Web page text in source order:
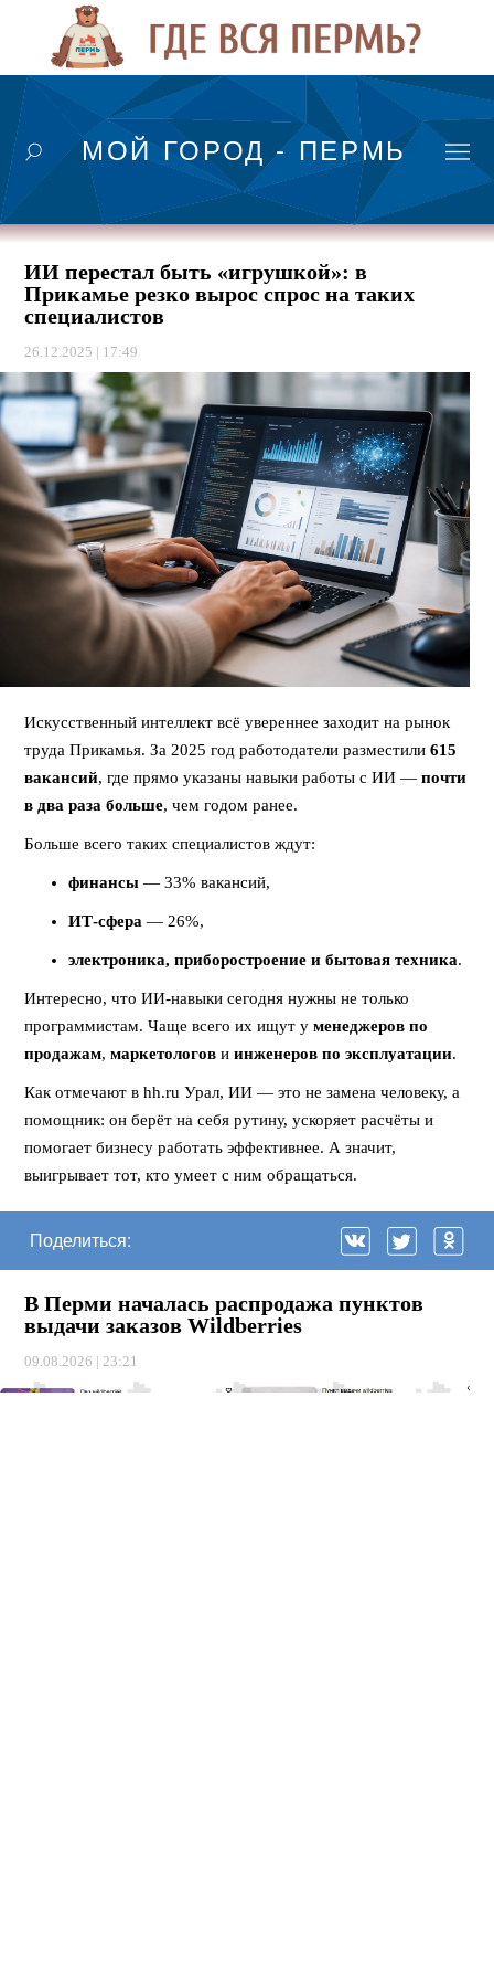
МОЙ ГОРОД - ПЕРМЬ
ИИ перестал быть «игрушкой»: в
Прикамье резко вырос спрос на таких
специалистов
26.12.2025 | 17:49
Искусственный интеллект всё увереннее заходит на рынок
труда Прикамья. За 2025 год работодатели разместили615
вакансий, где прямо указаны навыки работы с ИИ —почти
в два раза больше, чем годом ранее.
Больше всего таких специалистов ждут:
финансы — 33% вакансий,
ИТ-сфера — 26%,
электроника, приборостроение и бытовая техника.
Интересно, что ИИ-навыки сегодня нужны не только
программистам. Чаще всего их ищут уменеджеров по
продажам,маркетологов иинженеров по эксплуатации.
Как отмечают в hh.ru Урал, ИИ — это не замена человеку, а
помощник: он берёт на себя рутину, ускоряет расчёты и
помогает бизнесу работать эффективнее. А значит,
выигрывает тот, кто умеет с ним обращаться.
Поделиться:
В Перми началась распродажа пунктов
выдачи заказов Wildberries
09.08.2026 | 23:21